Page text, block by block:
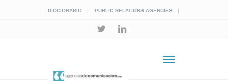
DICCIONARIO PUBLIC RELATIONS AGENCIES